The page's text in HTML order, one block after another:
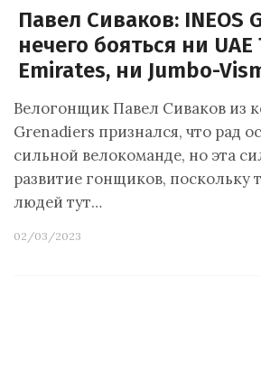
Павел Сиваков: INEOS
нечего бояться ни UAE
Emirates, ни Jumbo-
Велогонщик Павел Сиваков из
Grenadiers признался, что рад
сильной велокоманде, но эта
развитие гонщиков, поскольку
людей тут…
02/03/2023